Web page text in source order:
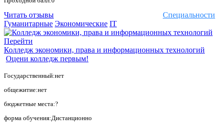
Специальности
Читать отзывы
Гуманитарные Экономические IT
Перейти
Колледж экономики, права и информационных технологий
Оцени колледж первым!
Государственный:нет
общежитие:нет
бюджетные места:?
форма обучения:Дистанционно